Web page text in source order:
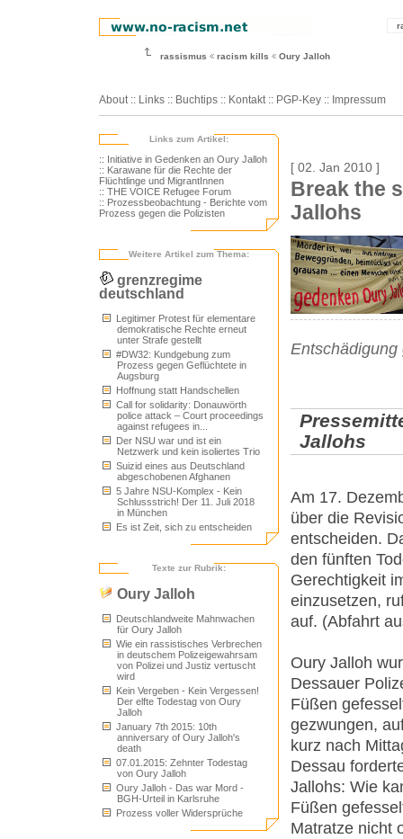
rassismus racism kills Oury Jalloh
About :: Links :: Buchtips :: Kontakt :: PGP-Key :: Impressum
Links zum Artikel:
:: Initiative in Gedenken an Oury Jalloh
:: Karawane für die Rechte der
Flüchtlinge und MigrantInnen
:: THE VOICE Refugee Forum
:: Prozessbeobachtung - Berichte vom
Prozess gegen die Polizisten
Weitere Artikel zum Thema:
grenzregime
deutschland
Legitimer Protest für elementare
demokratische Rechte erneut
unter Strafe gestellt
#DW32: Kundgebung zum
Prozess gegen Geflüchtete in
Augsburg
Hoffnung statt Handschellen
Call for solidarity: Donauwörth
police attack – Court proceedings
against refugees in...
Der NSU war und ist ein
Netzwerk und kein isoliertes Trio
Suizid eines aus Deutschland
abgeschobenen Afghanen
5 Jahre NSU-Komplex - Kein
Schlussstrich! Der 11. Juli 2018
in München
Es ist Zeit, sich zu entscheiden
Texte zur Rubrik:
Oury Jalloh
Deutschlandweite Mahnwachen
für Oury Jalloh
Wie ein rassistisches Verbrechen
in deutschem Polizeigewahrsam
von Polizei und Justiz vertuscht
wird
Kein Vergeben - Kein Vergessen!
Der elfte Todestag von Oury
Jalloh
January 7th 2015: 10th
anniversary of Oury Jalloh's
death
07.01.2015: Zehnter Todestag
von Oury Jalloh
Oury Jalloh - Das war Mord -
BGH-Urteil in Karlsruhe
Prozess voller Widersprüche
[ 02. Jan 2010 ]
Break the
Jallohs
Entschädigung
Jallohs
Am 17.
über die
entscheiden.
den fünften
Gerechtigkeit
einzusetzen,
auf. (Abfahrt
Oury Jalloh
Dessauer
Füßen
gezwungen,
kurz nach
Dessau
Jallohs: Wie
Füßen
Matratze nicht